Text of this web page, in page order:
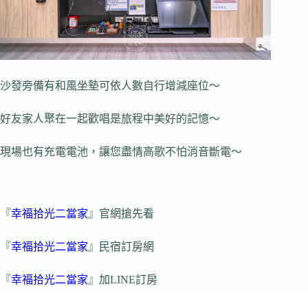
沙發旁備有和風坐墊可依人數自行增減座位～
好友家人聚在一起歡唱是旅程中美好的記憶～
現場也有充電電池，讓您盡情高歌不怕消音斷電～
『幸福拾光二當家 』官網搶先看
『幸福拾光二當家 』民宿訂房網
『幸福拾光二當家 』加LINE訂房